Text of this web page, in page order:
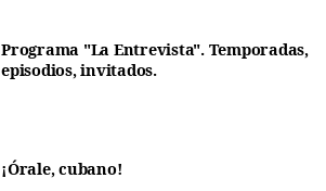
Programa "La Entrevista". Temporadas,
episodios, invitados.
¡Órale, cubano!